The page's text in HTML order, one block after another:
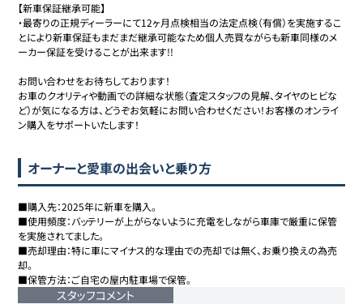
【新車保証継承可能】
・最寄りの正規ディーラーにて12ヶ月点検相当の法定点検（有償）を実施するこ
とにより新車保証もまだまだ継承可能なため個人売買ながらも新車同様のメ
ーカー保証を受けることが出来ます!!
お問い合わせをお待ちしております！
お車のクオリティや動画での詳細な状態（査定スタッフの見解、タイヤのヒビな
ど）が気になる方は、どうぞお気軽にお問い合わせください！お客様のオンライ
ン購入をサポートいたします！
オーナーと愛車の出会いと乗り方
■購入先：2025年に新車を購入。
■使用頻度：バッテリーが上がらないように充電をしながら車庫で厳重に保管
を実施されてました。
■売却理由：特に車にマイナス的な理由での売却では無く、お乗り換えの為売
却。
■保管方法：ご自宅の屋内駐車場で保管。
スタッフコメント